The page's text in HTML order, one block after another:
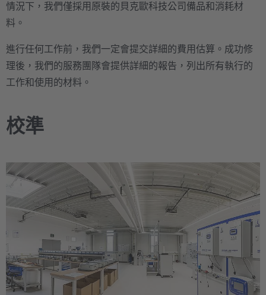
情況下，我們僅採用原裝的貝克歐科技公司備品和消耗材
料。
進行任何工作前，我們一定會提交詳細的費用估算。成功修
理後，我們的服務團隊會提供詳細的報告，列出所有執行的
工作和使用的材料。
校準